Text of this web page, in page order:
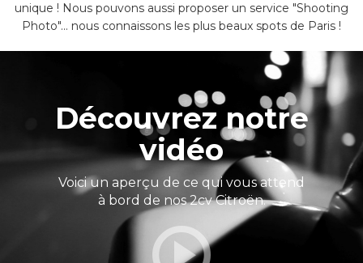
unique ! Nous pouvons aussi proposer un service "Shooting
Photo"... nous connaissons les plus beaux spots de Paris !
Découvrez notre
vidéo
Voici un aperçu de ce qui vous attend
à bord de nos 2cv Citroën.